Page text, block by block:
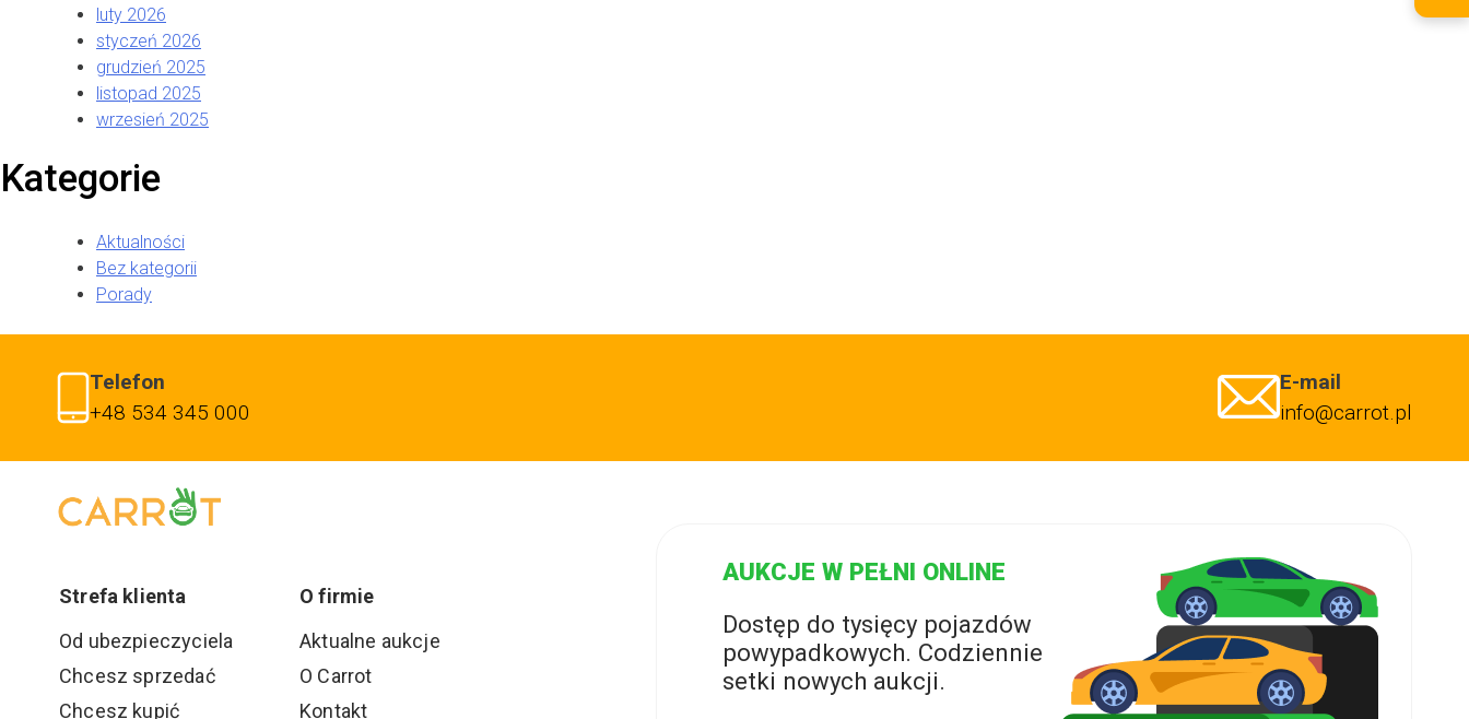
luty 2026
styczeń 2026
grudzień 2025
listopad 2025
wrzesień 2025
Kategorie
Aktualności
Bez kategorii
Porady
Telefon
+48 534 345 000
E-mail
info@carrot.pl
Strefa klienta
O firmie
Od ubezpieczyciela
Chcesz sprzedać
Chcesz kupić
Aktualne aukcje
O Carrot
Kontakt
AUKCJE W PEŁNI ONLINE
Dostęp do tysięcy pojazdów
powypadkowych. Codziennie
setki nowych aukcji.